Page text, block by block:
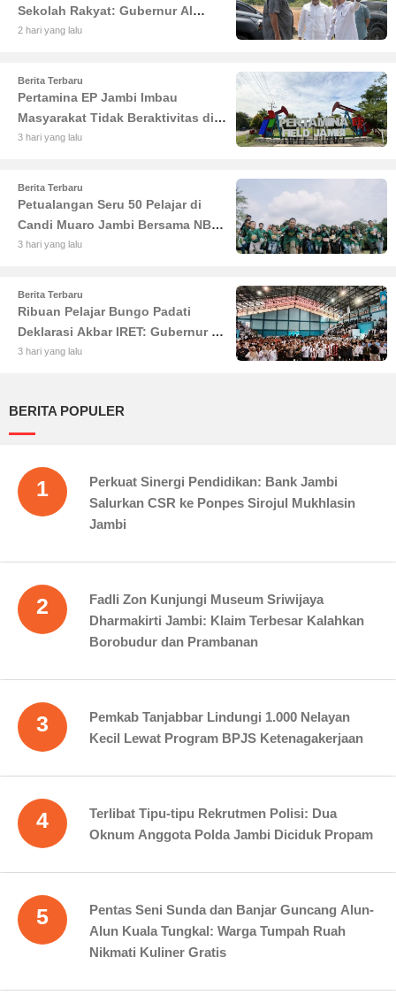
Sekolah Rakyat: Gubernur Al
Haris Tekankan Sinergi
2 hari yang lalu
Berita Terbaru
Pertamina EP Jambi Imbau
Masyarakat Tidak Beraktivitas di
Atas Jalur Pipa Migas Demi
3 hari yang lalu
Berita Terbaru
Petualangan Seru 50 Pelajar di
Candi Muaro Jambi Bersama NBT
Coal Group
3 hari yang lalu
Berita Terbaru
Ribuan Pelajar Bungo Padati
Deklarasi Akbar IRET: Gubernur Al
Haris Sentil Bahaya Judi Online
3 hari yang lalu
BERITA POPULER
1
Perkuat Sinergi Pendidikan: Bank Jambi
Salurkan CSR ke Ponpes Sirojul Mukhlasin
Jambi
2
Fadli Zon Kunjungi Museum Sriwijaya
Dharmakirti Jambi: Klaim Terbesar Kalahkan
Borobudur dan Prambanan
3
Pemkab Tanjabbar Lindungi 1.000 Nelayan
Kecil Lewat Program BPJS Ketenagakerjaan
4
Terlibat Tipu-tipu Rekrutmen Polisi: Dua
Oknum Anggota Polda Jambi Diciduk Propam
5
Pentas Seni Sunda dan Banjar Guncang Alun-
Alun Kuala Tungkal: Warga Tumpah Ruah
Nikmati Kuliner Gratis